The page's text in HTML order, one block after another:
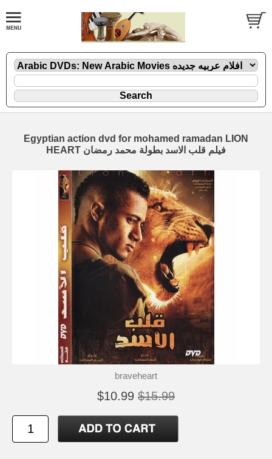
Egyptian action dvd for mohamed ramadan LION
HEART فيلم قلب الاسد بطولة محمد رمضان
braveheart
$10.99 $15.99